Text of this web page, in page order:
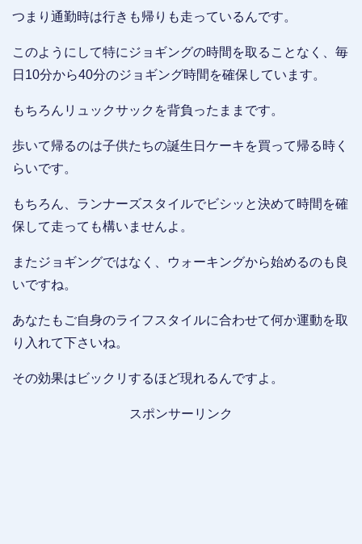
つまり通勤時は行きも帰りも走っているんです。
このようにして特にジョギングの時間を取ることなく、毎
日10分から40分のジョギング時間を確保しています。
もちろんリュックサックを背負ったままです。
歩いて帰るのは子供たちの誕生日ケーキを買って帰る時く
らいです。
もちろん、ランナーズスタイルでビシッと決めて時間を確
保して走っても構いませんよ。
またジョギングではなく、ウォーキングから始めるのも良
いですね。
あなたもご自身のライフスタイルに合わせて何か運動を取
り入れて下さいね。
その効果はビックリするほど現れるんですよ。
スポンサーリンク